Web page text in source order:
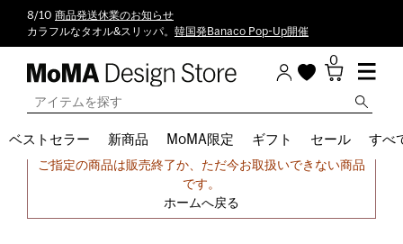
8/10 商品発送休業のお知らせ
カラフルなタオル&スリッパ。 韓国発Banaco Pop-Up開催
0
ベストセラー 新商品 MoMA限定 ギフト セール すべ
申し訳ございません。
ご指定の商品は販売終了か、ただ今お取扱いできない商品
です。
ホームへ戻る